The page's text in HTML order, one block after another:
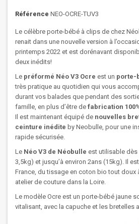
Référence NEO-OCRE-TUV3
Le célèbre porte-bébé à clips de chez
renait dans une nouvelle version à
printemps 2022 et est dorénavant
deux inédits!
Le préformé Néo V3 Ocre est un porte-
très pratique au quotidien qui vous
durant vos balades que pendant des
famille, en plus d’être de fabrication
Il est maintenant équipé de nouvelles
ceinture inédite by Neobulle, pour une
rapide sécurisée.
Le Néo V3 de Néobulle est utilisable dès
3,5kg) et jusqu’à environ 2ans (15kg). Il
France, du tissage en coton bio tout doux
atelier de couture dans la Loire.
Le modèle Ocre est un porte-bébé jaune
vitalisant, avec la capuche et les bretelles